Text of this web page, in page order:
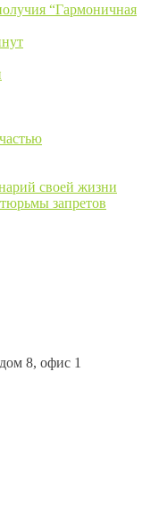
“Гармоничная
своей жизни
запретов
8, офис 1